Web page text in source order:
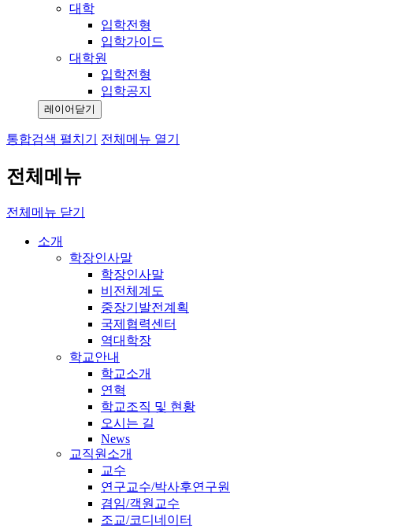
대학
입학전형
입학가이드
대학원
입학전형
입학공지
레이어닫기
통합검색 펼치기 전체메뉴 열기
전체메뉴
전체메뉴 닫기
소개
학장인사말
학장인사말
비전체계도
중장기발전계획
국제협력센터
역대학장
학교안내
학교소개
연혁
학교조직 및 현황
오시는 길
News
교직원소개
교수
연구교수/박사후연구원
겸임/객원교수
조교/코디네이터